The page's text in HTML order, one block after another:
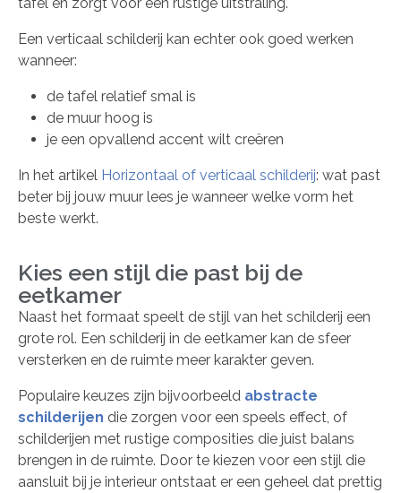
Een verticaal schilderij kan echter ook goed werken
wanneer:
de tafel relatief smal is
de muur hoog is
je een opvallend accent wilt creëren
In het artikel Horizontaal of verticaal schilderij: wat past
beter bij jouw muur lees je wanneer welke vorm het
beste werkt.
Kies een stijl die past bij de
eetkamer
Naast het formaat speelt de stijl van het schilderij een
grote rol. Een schilderij in de eetkamer kan de sfeer
versterken en de ruimte meer karakter geven.
Populaire keuzes zijn bijvoorbeeld abstracte
schilderijen die zorgen voor een speels effect, of
schilderijen met rustige composities die juist balans
brengen in de ruimte. Door te kiezen voor een stijl die
aansluit bij je interieur ontstaat er een geheel dat prettig